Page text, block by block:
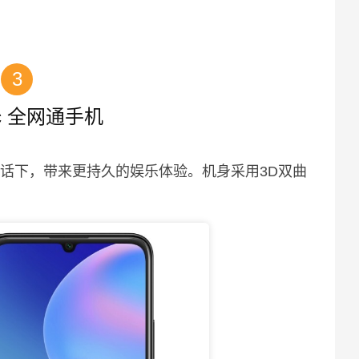
3
全网通手机
下，带来更持久的娱乐体验。机身采用3D双曲